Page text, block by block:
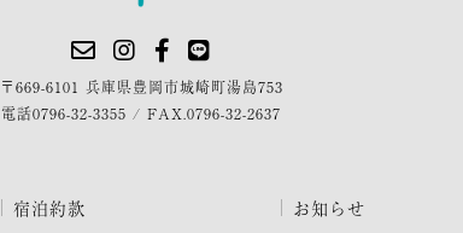
〒669-6101 兵庫県豊岡市城崎町湯島753
電話0796-32-3355 / FAX.0796-32-2637
宿泊約款 お知らせ